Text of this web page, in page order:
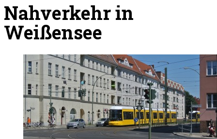
Nahverkehr in
Weißensee